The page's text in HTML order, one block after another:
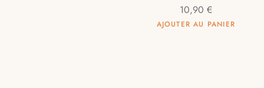
10,90 €
AJOUTER AU PANIER